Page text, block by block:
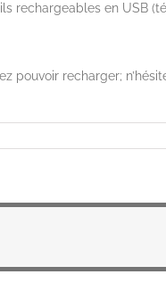
rechargeables en USB
pouvoir recharger;